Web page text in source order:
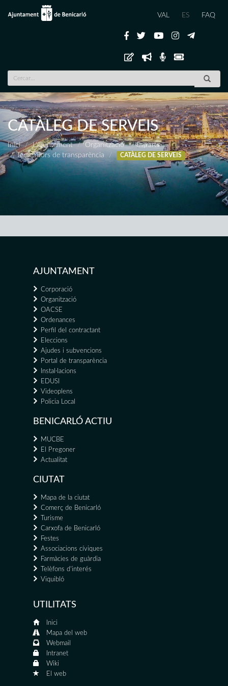
VAL ES FAQ
CATÀLEG DE SERVEIS
Inici L'Ajuntament Organització
Esports
Indicadors de transparència
CATÀLEG DE SERVEIS
AJUNTAMENT
Corporació
Organització
OACSE
Ordenances
Perfil del contractant
Eleccions
Ajudes i subvencions
Portal de transparència
Instal·lacions
EDUSI
Videoplens
Policia Local
BENICARLÓ ACTIU
MUCBE
El Pregoner
Actualitat
CIUTAT
Mapa de la ciutat
Comerç de Benicarló
Turisme
Carxofa de Benicarló
Festes
Associacions cíviques
Farmàcies de guàrdia
Telèfons d'interés
Viquibló
UTILITATS
Inici
Mapa del web
Webmail
Intranet
Wiki
El web